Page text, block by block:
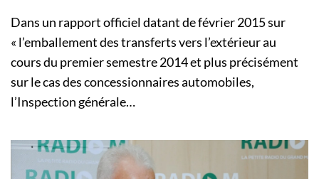
Dans un rapport officiel datant de février 2015 sur
« l’emballement des transferts vers l’extérieur au
cours du premier semestre 2014 et plus précisément
sur le cas des concessionnaires automobiles,
l’Inspection générale…